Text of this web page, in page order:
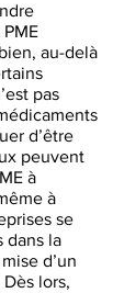
au-delà
pas
d’être
peuvent
à
à
se
dans la
d’un
lors,